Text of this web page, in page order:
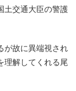
土交通大臣の警護
が故に異端視され
理解してくれる尾